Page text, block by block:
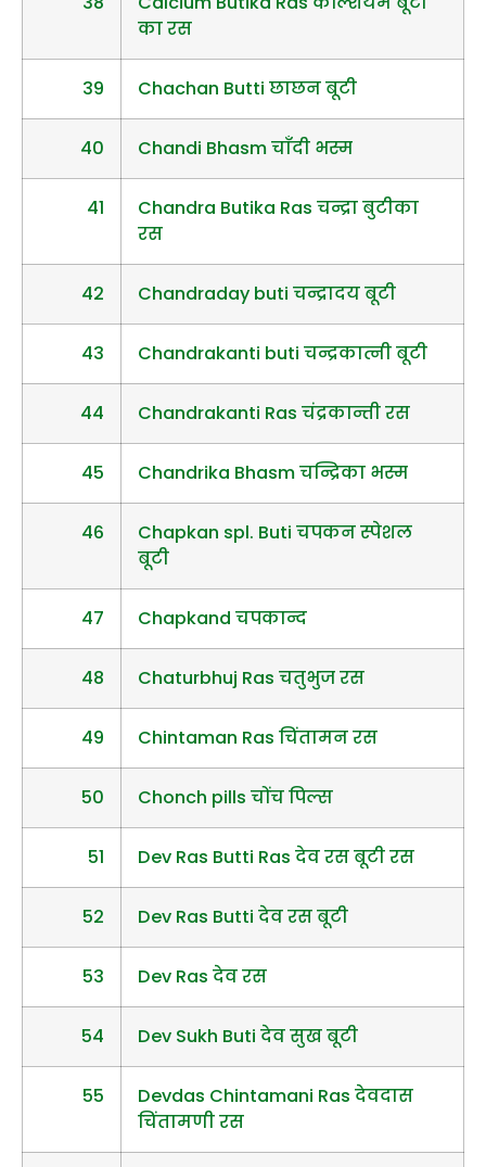
का रस
39 Chachan Butti छाछन बूटी
40 Chandi Bhasm चाँदी भस्म
41
Chandra Butika Ras चन्द्रा बुटीका
रस
42 Chandraday buti चन्द्रादय बूटी
43 Chandrakanti buti चन्द्रकात्नी बूटी
44 Chandrakanti Ras चंद्रकान्ती रस
45 Chandrika Bhasm चन्द्रिका भस्म
46
Chapkan spl. Buti चपकन स्पेशल
बूटी
47 Chapkand चपकान्द
48 Chaturbhuj Ras चतुभुज रस
49 Chintaman Ras चिंतामन रस
50 Chonch pills चोंच पिल्स
51 Dev Ras Butti Ras देव रस बूटी रस
52 Dev Ras Butti देव रस बूटी
53 Dev Ras देव रस
54 Dev Sukh Buti देव सुख बूटी
55
Devdas Chintamani Ras देवदास
चिंतामणी रस